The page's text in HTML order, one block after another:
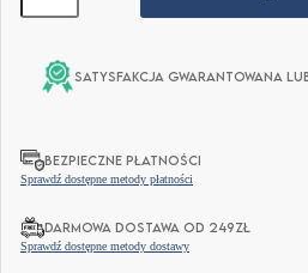
Wołowy
Bezsmakowy
500g
Satysfakcja gwarantowana
BEZPIECZNE PŁATNOŚCI
Sprawdź dostępne metody płatności
DARMOWA DOSTAWA OD 249ZŁ
Sprawdź dostępne metody dostawy